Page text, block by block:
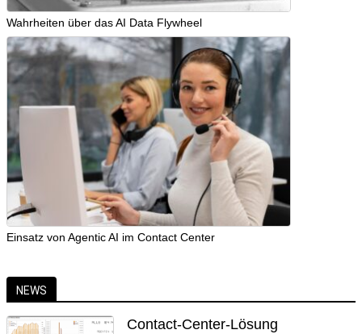
Wahrheiten über das AI Data Flywheel
Einsatz von Agentic AI im Contact Center
NEWS
Contact-Center-Lösung